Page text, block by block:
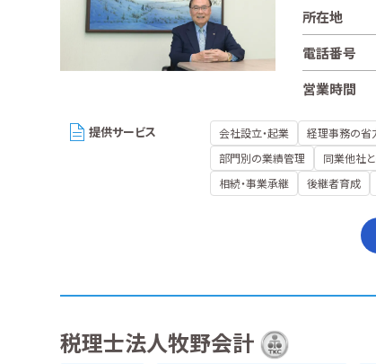
所在地
電話番号
営業時間
提供サービス 会社設立・起業 経理事務の省
部門別の業績管理
同業他社
相続・事業承継
後継者育成
税理士法人牧野会計